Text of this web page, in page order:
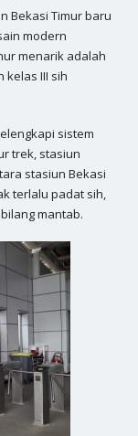
Bekasi Timur baru
modern
menarik adalah
kelas III sih
sistem
trek, stasiun
stasiun Bekasi
terlalu padat sih,
mantab.